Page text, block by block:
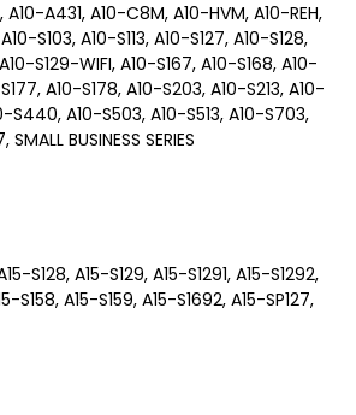
A431, A10-C8M, A10-HVM, A10-REH,
S103, A10-S113, A10-S127, A10-S128,
S129-WIFI, A10-S167, A10-S168, A10-
A10-S178, A10-S203, A10-S213, A10-
S440, A10-S503, A10-S513, A10-S703,
BUSINESS SERIES
S128, A15-S129, A15-S1291, A15-S1292,
S158, A15-S159, A15-S1692, A15-SP127,